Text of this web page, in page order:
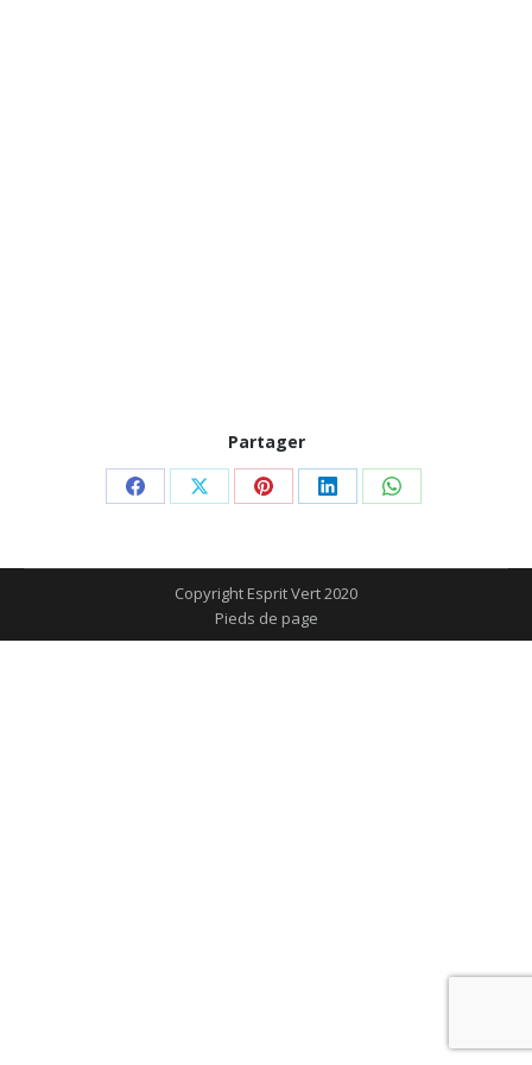
Partager
Partager
Facebook
Partager
X
Partager
Pinterest
Partager
LinkedIn
Partager
WhatsApp
Copyright Esprit Vert 2020
Pieds de page